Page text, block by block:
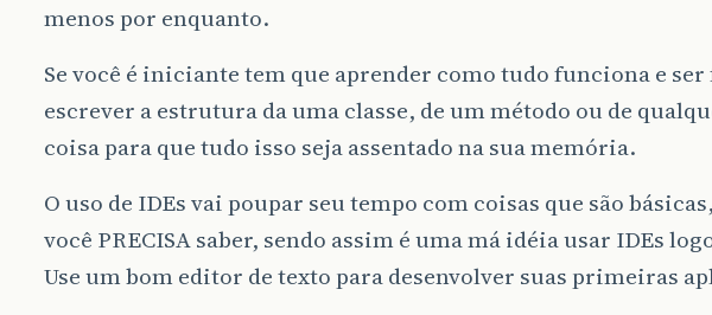
menos por enquanto.
Se você é iniciante tem que aprender como tudo funciona e ser
escrever a estrutura da uma classe, de um método ou de
coisa para que tudo isso seja assentado na sua memória.
O uso de IDEs vai poupar seu tempo com coisas que são
você PRECISA saber, sendo assim é uma má idéia usar IDEs
Use um bom editor de texto para desenvolver suas primeiras